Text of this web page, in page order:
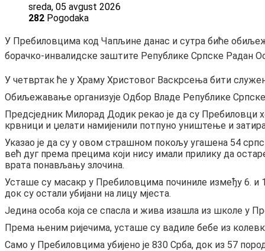
sreda, 05 avgust 2026
282 Pogodaka
У Пребиловцима код Чапљине данас и сутра биће
борачко-инвалидске заштите Републике Српске Радан
У четвртак ће у Храму Христовог Васкрсења бити
Обиљежавање организује Одбор Владе Републике
Предсједник Милорад Додик рекао је да су Пребиловци
крвници и џелати намијенили потпуно уништење и
Указао је да су у овом страшном покољу угашена 54
већ дуг према прецима који нису имали прилику да
врата понављању злочина.
Усташе су масакр у Пребиловцима починиле између 6. и
док су остали убијани на лицу мјеста.
Једина особа која се спасла и жива изашла из школе у
Према њеним ријечима, усташе су вадиле бебе из
Само у Пребиловцима убијено је 830 Срба, док из 57